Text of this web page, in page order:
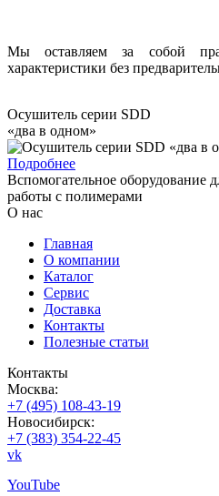
Мы оставляем за собой
характеристики без
Осушитель серии SDD
«два в одном»
Подробнее
Вспомогательное оборудование
работы с полимерами
О нас
Главная
О компании
Каталог
Сервис
Доставка
Контакты
Полезные статьи
Контакты
Москва:
+7 (495) 108-43-19
Новосибирск:
+7 (383) 354-22-45
vk
YouTube